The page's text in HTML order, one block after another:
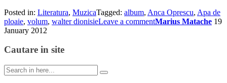
Posted in: Literatura, MuzicaTagged: album, Anca Oprescu, Apa de
ploaie, volum, walter dionisieLeave a commentMarius Matache 19
January 2012
Cautare in site
Search
for: